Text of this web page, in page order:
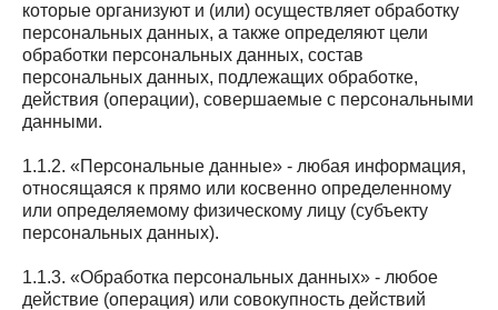
которые организуют и (или) осуществляет обработку
персональных данных, а также определяют цели
обработки персональных данных, состав
персональных данных, подлежащих обработке,
действия (операции), совершаемые с персональными
данными.
1.1.2. «Персональные данные» - любая информация,
относящаяся к прямо или косвенно определенному
или определяемому физическому лицу (субъекту
персональных данных).
1.1.3. «Обработка персональных данных» - любое
действие (операция) или совокупность действий